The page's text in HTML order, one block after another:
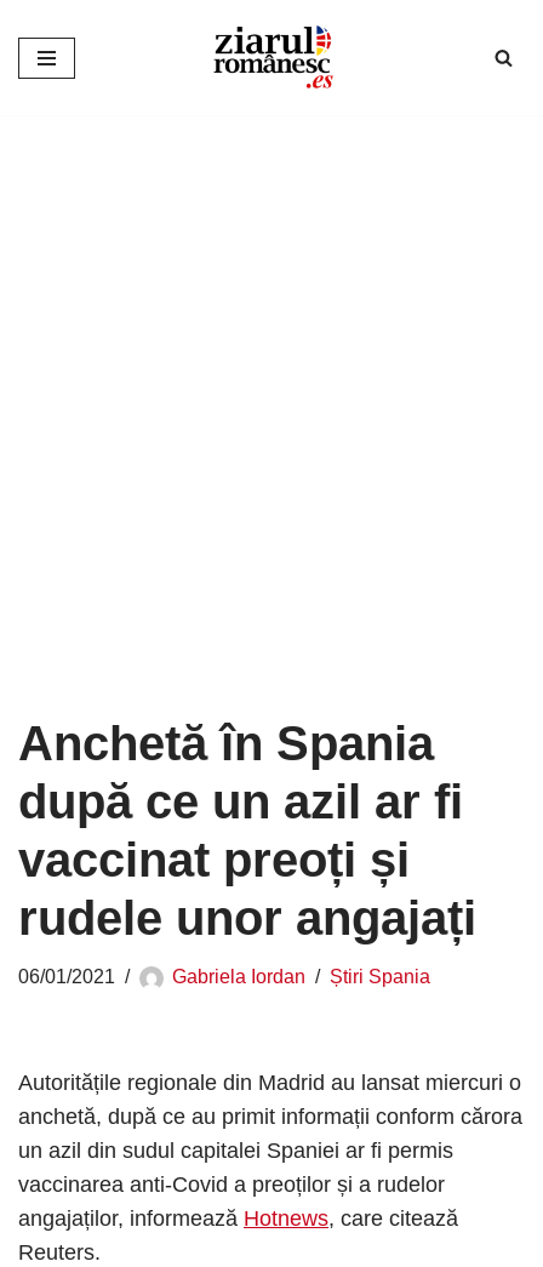
Sari
Anchetă în Spania
după ce un azil ar fi
vaccinat preoți și
rudele unor angajați
06/01/2021 Gabriela Iordan Știri Spania
Autoritățile regionale din Madrid au lansat miercuri o
anchetă, după ce au primit informații conform cărora
un azil din sudul capitalei Spaniei ar fi permis
vaccinarea anti-Covid a preoților și a rudelor
angajaților, informează Hotnews, care citează
Reuters.